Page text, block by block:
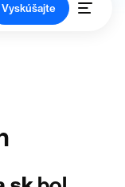
Vyskúšajte